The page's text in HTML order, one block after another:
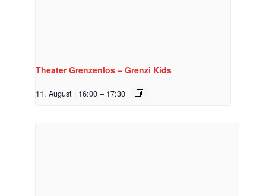
Theater Grenzenlos – Grenzi Kids
11. August | 16:00 – 17:30